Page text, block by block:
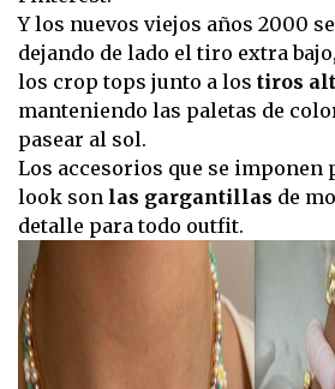
Y los nuevos viejos años 2000
dejando de lado el tiro extra
los crop tops junto a los tiros
manteniendo las paletas de
pasear al sol.
Los accesorios que se imponen
look son las gargantillas de
detalle para todo outfit.